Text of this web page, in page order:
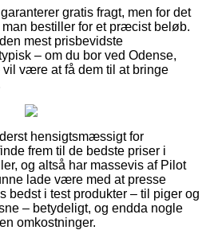
gratis fragt, men for det
bestiller for et præcist beløb.
mest prisbevidste
– om du bor ved Odense,
være at få dem til at bringe
hensigtsmæssigt for
frem til de bedste priser i
og altså har massevis af Pilot
lade være med at presse
bedst i test produkter – til piger og
– betydeligt, og endda nogle
omkostninger.